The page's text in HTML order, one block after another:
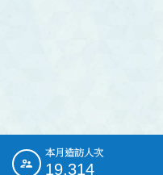
::: 本月造訪人次
19,314